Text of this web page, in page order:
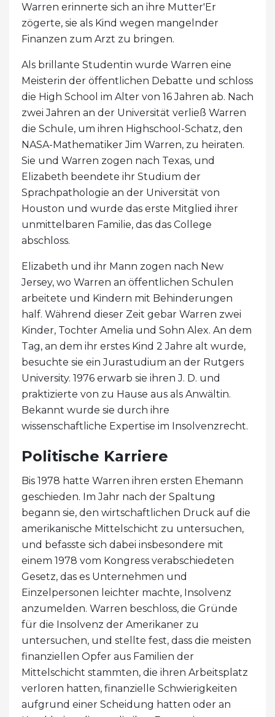
Warren erinnerte sich an ihre Mutter'Er
zögerte, sie als Kind wegen mangelnder
Finanzen zum Arzt zu bringen.
Als brillante Studentin wurde Warren eine
Meisterin der öffentlichen Debatte und schloss
die High School im Alter von 16 Jahren ab. Nach
zwei Jahren an der Universität verließ Warren
die Schule, um ihren Highschool-Schatz, den
NASA-Mathematiker Jim Warren, zu heiraten.
Sie und Warren zogen nach Texas, und
Elizabeth beendete ihr Studium der
Sprachpathologie an der Universität von
Houston und wurde das erste Mitglied ihrer
unmittelbaren Familie, das das College
abschloss.
Elizabeth und ihr Mann zogen nach New
Jersey, wo Warren an öffentlichen Schulen
arbeitete und Kindern mit Behinderungen
half. Während dieser Zeit gebar Warren zwei
Kinder, Tochter Amelia und Sohn Alex. An dem
Tag, an dem ihr erstes Kind 2 Jahre alt wurde,
besuchte sie ein Jurastudium an der Rutgers
University. 1976 erwarb sie ihren J. D. und
praktizierte von zu Hause aus als Anwältin.
Bekannt wurde sie durch ihre
wissenschaftliche Expertise im Insolvenzrecht.
Politische Karriere
Bis 1978 hatte Warren ihren ersten Ehemann
geschieden. Im Jahr nach der Spaltung
begann sie, den wirtschaftlichen Druck auf die
amerikanische Mittelschicht zu untersuchen,
und befasste sich dabei insbesondere mit
einem 1978 vom Kongress verabschiedeten
Gesetz, das es Unternehmen und
Einzelpersonen leichter machte, Insolvenz
anzumelden. Warren beschloss, die Gründe
für die Insolvenz der Amerikaner zu
untersuchen, und stellte fest, dass die meisten
finanziellen Opfer aus Familien der
Mittelschicht stammten, die ihren Arbeitsplatz
verloren hatten, finanzielle Schwierigkeiten
aufgrund einer Scheidung hatten oder an